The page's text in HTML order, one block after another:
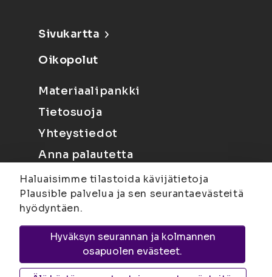
Sivukartta
Oikopolut
Materiaalipankki
Tietosuoja
Yhteystiedot
Anna palautetta
Joensuu
Suvantokatu 6, 80100 Joensuu |
KuopioYliopistonranta 15, PL 1627, 70211
Haluaisimme tilastoida kävijätietoja
Plausible palvelua ja sen seurantaevästeitä
hyödyntäen.
Hyväksyn seurannan ja kolmannen
osapuolen evästeet.